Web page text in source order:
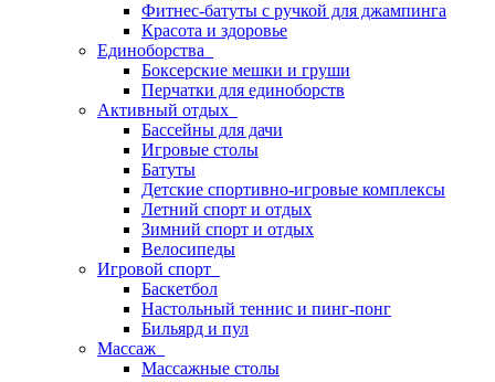
Фитнес-батуты с ручкой для джампинга
Красота и здоровье
Единоборства
Боксерские мешки и груши
Перчатки для единоборств
Активный отдых
Бассейны для дачи
Игровые столы
Батуты
Детские спортивно-игровые комплексы
Летний спорт и отдых
Зимний спорт и отдых
Велосипеды
Игровой спорт
Баскетбол
Настольный теннис и пинг-понг
Бильярд и пул
Массаж
Массажные столы